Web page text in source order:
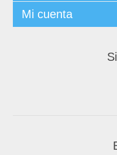
Mi cuenta